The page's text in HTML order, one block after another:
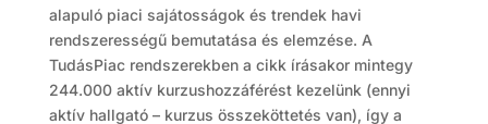
alapuló piaci sajátosságok és trendek havi
rendszerességű bemutatása és elemzése. A
TudásPiac rendszerekben a cikk írásakor mintegy
244.000 aktív kurzushozzáférést kezelünk (ennyi
aktív hallgató – kurzus összeköttetés van), így a